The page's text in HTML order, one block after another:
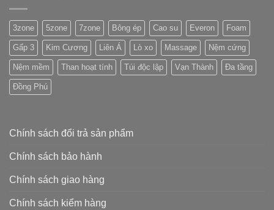
3zone 5zone 7zone Bông ép Cao su Everon Foam
Gấp 3 Kim Cương Liên Á Lò xo Massage Nệm cứng
Nệm mềm Than hoạt tính Túi độc lập Vạn Thành Đa tầng
Đồng Phú
Chính sách đổi trả sản phẩm
Chính sách bảo hành
Chính sách giao hàng
Chính sách kiểm hàng